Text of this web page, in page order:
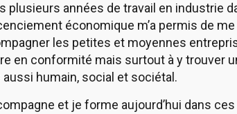
plusieurs années de travail en industrie
économique m’a permis de
les petites et moyennes
en conformité mais surtout à y trouver
aussi humain, social et sociétal.
et je forme aujourd’hui dans